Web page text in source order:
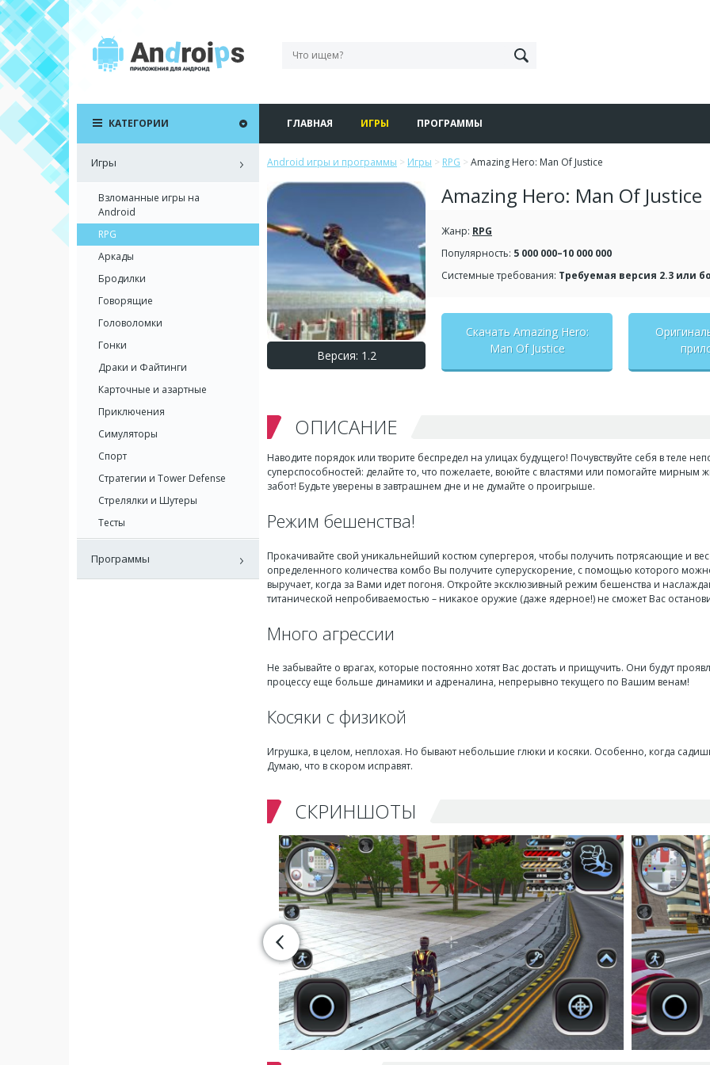
ГЛАВНАЯ ИГРЫ ПРОГРАММЫ
Android игры и программы > Игры > RPG > Amazing Hero: Man Of Justice
Версия: 1.2
Amazing Hero: Man Of Justice
Жанр: RPG
Популярность: 5 000 000–10 000 000
Системные требования: Требуемая версия 2.3 или
Скачать Amazing Hero:
Man Of Justice
ОПИСАНИЕ
Наводите порядок или творите беспредел на улицах будущего! Почувствуйте себя в теле
суперспособностей: делайте то, что пожелаете, воюйте с властями или помогайте мирным
забот! Будьте уверены в завтрашнем дне и не думайте о проигрыше.
Режим бешенства!
Прокачивайте свой уникальнейший костюм супергероя, чтобы получить потрясающие и
определенного количества комбо Вы получите суперускорение, с помощью которого
выручает, когда за Вами идет погоня. Откройте эксклюзивный режим бешенства и
титанической непробиваемостью – никакое оружие (даже ядерное!) не сможет Вас
Много агрессии
Не забывайте о врагах, которые постоянно хотят Вас достать и прищучить. Они будут
процессу еще больше динамики и адреналина, непрерывно текущего по Вашим венам!
Косяки с физикой
Игрушка, в целом, неплохая. Но бывают небольшие глюки и косяки. Особенно, когда
Думаю, что в скором исправят.
СКРИНШОТЫ
КАТЕГОРИИ
Игры
Взломанные игры на
Android
RPG
Аркады
Бродилки
Говорящие
Головоломки
Гонки
Драки и Файтинги
Карточные и азартные
Приключения
Симуляторы
Спорт
Стратегии и Tower Defense
Стрелялки и Шутеры
Тесты
Программы